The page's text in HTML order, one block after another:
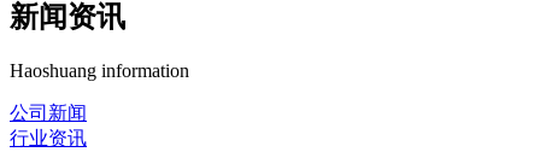
新闻资讯
Haoshuang information
公司新闻
行业资讯